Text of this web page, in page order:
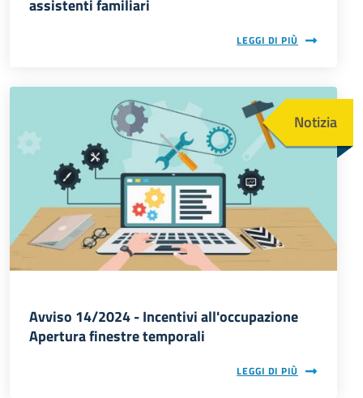
assistenti familiari
LEGGI DI PIÙ
Notizia
Avviso 14/2024 - Incentivi all'occupazione
Apertura finestre temporali
LEGGI DI PIÙ